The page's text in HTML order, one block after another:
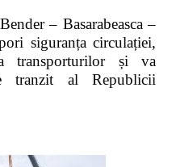
– Basarabeasca –
siguranța circulației,
transporturilor și va
tranzit al Republicii